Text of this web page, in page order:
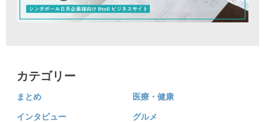
カテゴリー
まとめ 医療・健康
インタビュー グルメ